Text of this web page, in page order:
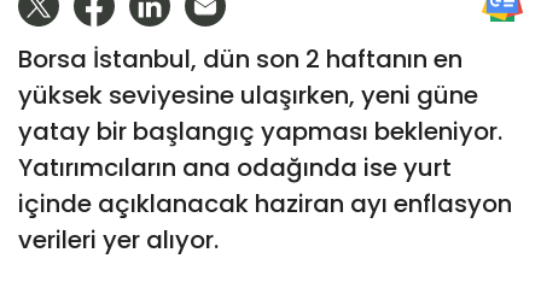
Borsa İstanbul, dün son 2 haftanın en
yüksek seviyesine ulaşırken, yeni güne
yatay bir başlangıç yapması bekleniyor.
Yatırımcıların ana odağında ise yurt
içinde açıklanacak haziran ayı enflasyon
verileri yer alıyor.